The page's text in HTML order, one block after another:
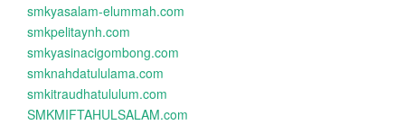
smkyasalam-elummah.com
smkpelitaynh.com
smkyasinacigombong.com
smknahdatululama.com
smkitraudhatululum.com
SMKMIFTAHULSALAM.com